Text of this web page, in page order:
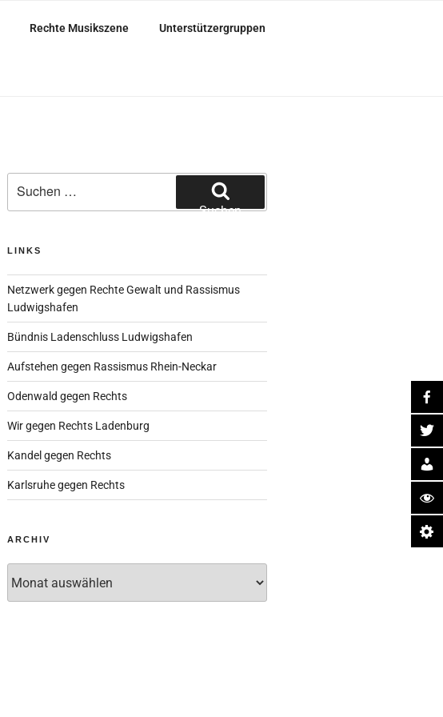
Rechte Musikszene Unterstützergruppen
nach:
Suchen
LINKS
Netzwerk gegen Rechte Gewalt und Rassismus
Ludwigshafen
Bündnis Ladenschluss Ludwigshafen
Aufstehen gegen Rassismus Rhein-Neckar
Odenwald gegen Rechts
Wir gegen Rechts Ladenburg
Kandel gegen Rechts
Karlsruhe gegen Rechts
ARCHIV